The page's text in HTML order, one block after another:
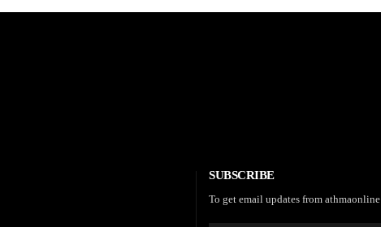
SUBSCRIBE
To get email updates from athmaonline